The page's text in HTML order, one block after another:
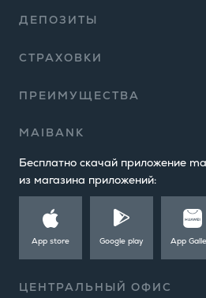
ДЕПОЗИТЫ
СТРАХОВКИ
ПРЕИМУЩЕСТВА
MAIBANK
Бесплатно скачай приложение
из магазина приложений:
App store Google play App
ЦЕНТРАЛЬНЫЙ ОФИС